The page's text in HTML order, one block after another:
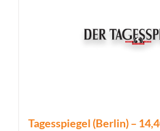
Tagesspiegel (Berlin) –